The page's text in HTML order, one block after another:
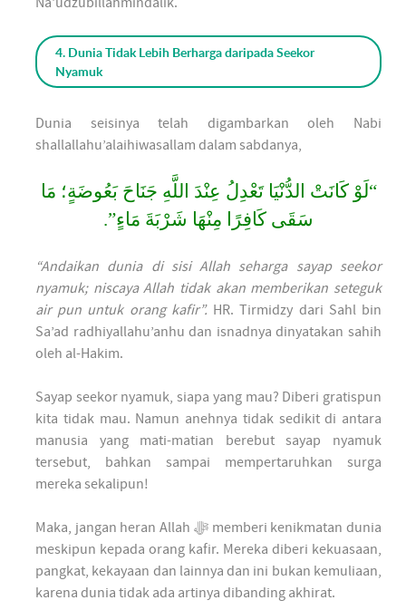
4. Dunia Tidak Lebih Berharga daripada Seekor
Nyamuk
Dunia seisinya telah digambarkan oleh Nabi
shallallahu’alaihiwasallam dalam sabdanya,
“لَوْ كَانَتْ الدُّنْيَا تَعْدِلُ عِنْدَ اللَّهِ جَنَاحَ بَعُوضَةٍ؛ مَا
سَقَى كَافِرًا مِنْهَا شَرْبَةَ مَاءٍ”.
“Andaikan dunia di sisi Allah seharga sayap seekor
nyamuk; niscaya Allah tidak akan memberikan seteguk
air pun untuk orang kafir”. HR. Tirmidzy dari Sahl bin
Sa’ad radhiyallahu’anhu dan isnadnya dinyatakan sahih
oleh al-Hakim.
Sayap seekor nyamuk, siapa yang mau? Diberi gratispun
kita tidak mau. Namun anehnya tidak sedikit di antara
manusia yang mati-matian berebut sayap nyamuk
tersebut, bahkan sampai mempertaruhkan surga
mereka sekalipun!
Maka, jangan heran Allah ﷻ memberi kenikmatan dunia
meskipun kepada orang kafir. Mereka diberi kekuasaan,
pangkat, kekayaan dan lainnya dan ini bukan kemuliaan,
karena dunia tidak ada artinya dibanding akhirat.